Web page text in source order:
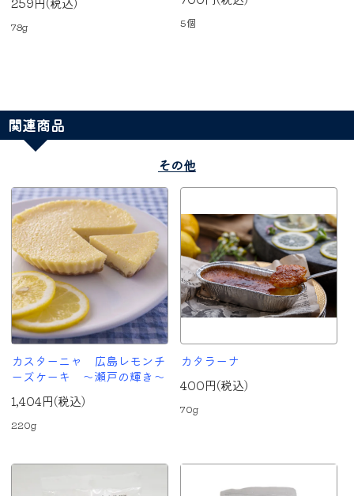
78g 5個
関連商品
その他
カスターニャ 広島レモンチ
ーズケーキ ～瀬戸の輝き～
1,404円(税込)
220g
カタラーナ
400円(税込)
70g